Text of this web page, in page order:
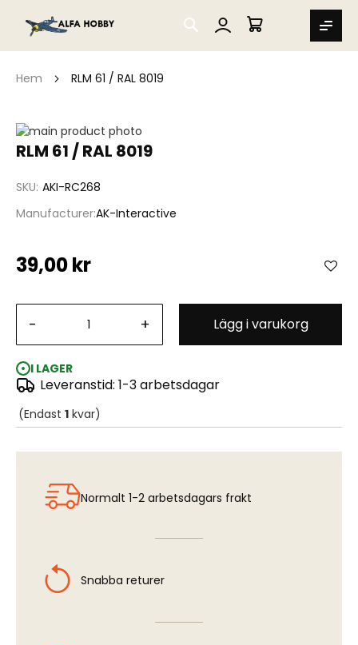
SEARCH
MIN VARUKORG
Hem RLM 61 / RAL 8019
RLM 61 / RAL 8019
SKU AKI-RC268
ManufacturerAK-Interactive
39,00 kr
- + Lägg i varukorg
I LAGER
Leveranstid: 1-3 arbetsdagar
(Endast 1 kvar)
Hoppa
till
bildgalleriet
RLM 61 / RAL 8019
Hoppa
av
bildgalleriet
Normalt 1-2 arbetsdagars frakt
Snabba returer